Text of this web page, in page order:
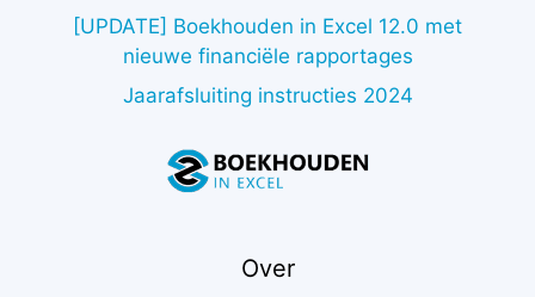
[UPDATE] Boekhouden in Excel 12.0 met
nieuwe financiële rapportages
Jaarafsluiting instructies 2024
Over